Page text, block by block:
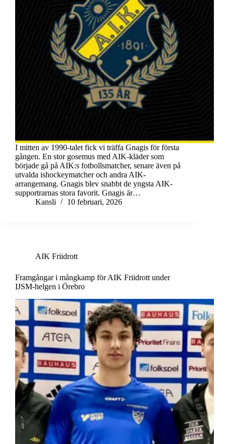
I mitten av 1990-talet fick vi träffa Gnagis för första
gången. En stor gosemus med AIK-kläder som
började gå på AIK:s fotbollsmatcher, senare även på
utvalda ishockeymatcher och andra AIK-
arrangemang. Gnagis blev snabbt de yngsta AIK-
supportrarnas stora favorit. Gnagis är…
Kansli
10 februari, 2026
AIK Friidrott
Framgångar i mångkamp för AIK Friidrott under
IJSM-helgen i Örebro